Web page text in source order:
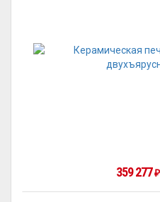
359 277 ₽